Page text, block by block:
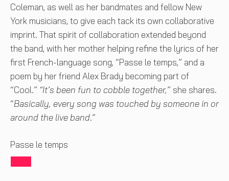
Coleman, as well as her bandmates and fellow New
York musicians, to give each tack its own collaborative
imprint. That spirit of collaboration extended beyond
the band, with her mother helping refine the lyrics of her
first French-language song, “Passe le temps,” and a
poem by her friend Alex Brady becoming part of
“Cool.” “It’s been fun to cobble together,” she shares.
“Basically, every song was touched by someone in or
around the live band.”
Passe le temps